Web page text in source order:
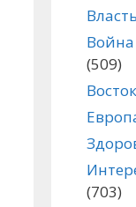
Власть
(509)
Восток
(703)